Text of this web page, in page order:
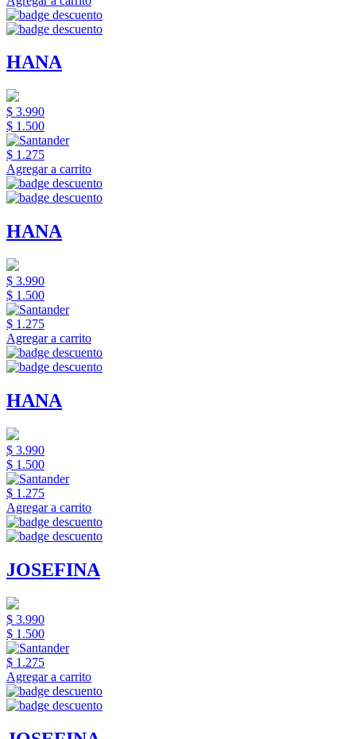
HANA
$ 3.990
$ 1.500
$ 1.275
Agregar a carrito
HANA
$ 3.990
$ 1.500
$ 1.275
Agregar a carrito
HANA
$ 3.990
$ 1.500
$ 1.275
Agregar a carrito
JOSEFINA
$ 3.990
$ 1.500
$ 1.275
Agregar a carrito